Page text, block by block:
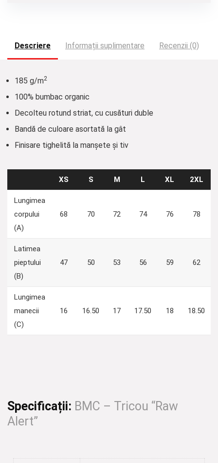
Descriere Informații suplimentare Recenzii (0)
185 g/m2
100% bumbac organic
Decolteu rotund striat, cu cusături duble
Bandă de culoare asortată la gât
Finisare tighelită la manșete și tiv
XS S M L XL 2XL
Lungimea
corpului
(A)
68 70 72 74 76 78
Latimea
pieptului
(B)
47 50 53 56 59 62
Lungimea
manecii
(C)
16 16.50 17 17.50 18 18.50
Specificații: BMC – Tricou “Raw
Alert”